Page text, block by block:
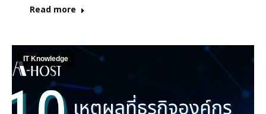
Read more
IT Knowledge